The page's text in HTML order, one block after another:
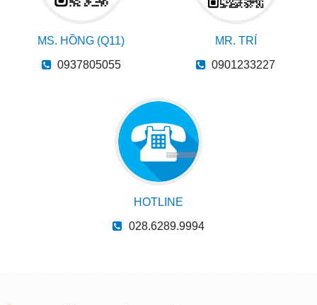
MS. HỒNG (Q11)
0937805055
MR. TRÍ
0901233227
HOTLINE
028.6289.9994